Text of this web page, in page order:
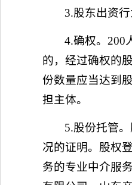
3.股东出资
4.确权。200
的，经过确权的
份数量应当达到
担主体。
5.股份托管
况的证明。股权
务的专业中介服